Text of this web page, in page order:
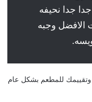
جدا نحيفه
الافضل وجبه
وتقييمك للمطعم بشكل عام